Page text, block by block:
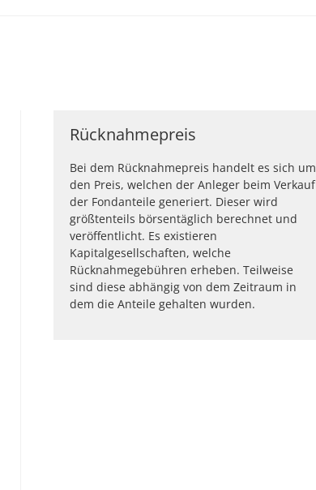
Rücknahmepreis
Bei dem Rücknahmepreis handelt es sich um
den Preis, welchen der Anleger beim Verkauf
der Fondanteile generiert. Dieser wird
größtenteils börsentäglich berechnet und
veröffentlicht. Es existieren
Kapitalgesellschaften, welche
Rücknahmegebühren erheben. Teilweise
sind diese abhängig von dem Zeitraum in
dem die Anteile gehalten wurden.